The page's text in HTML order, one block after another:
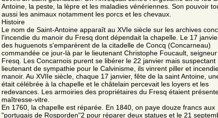
Antoine, la peste, la lèpre et les maladies vénériennes. Son pouvoir
aussi les animaux notamment les porcs et les chevaux.
Histoire
Le nom de Saint-Antoine apparaît au XVIe siècle sur les archives
l'incendie du manoir du Fresq dont dépendait la chapelle. Le 17
des huguenots s'emparèrent de la citadelle de Concq (Concarneau)
commandée ce jour-là par le lieutenant Christophe Foucault,
Fresq. Les Concarnois purent se libérer le 22 janvier mais suspectant
lieutenant de sympathie pour le Calvinisme, ils vinrent piller et
manoir. Au XVIIe siècle, chaque 17 janvier, fête de la saint Antoine,
était célébrée à la chapelle et le châtelain percevait les loyers et les
redevances. Les armoiries des propriétaires du Fresq étaient
maîtresse-vitre.
En 1760, la chapelle est réparée. En 1840, on paye douze francs aux
"portugais de Rosporden"2 pour réparer deux statues et le 21